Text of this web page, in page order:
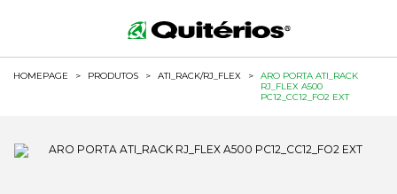
HOMEPAGE > PRODUTOS > ATI_RACK/RJ_FLEX >
ARO PORTA ATI_RACK
RJ_FLEX A500
PC12_CC12_FO2 EXT